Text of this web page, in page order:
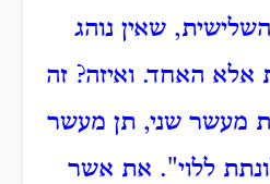
שאין נוהג
אלא האחד. ואיזה? זה
מעשר שני, תן מעשר
ללוי". את אשר